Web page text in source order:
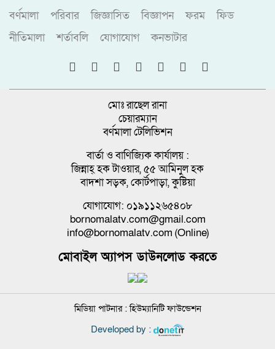
বর্ণমালা পরিবার জিজ্ঞাসিত বিজ্ঞাপন ফরম
ফিড
নীতিমালা
শর্তাবলি যোগাযোগ কনভাটার
মোঃ রাছেল রানা
চেয়ারম্যান
বর্ণমালা টেলিভিশন
বার্তা ও বাণিজ্যিক কার্যালয় :
জিন্নাহ্ হক টাওয়ার, ৫৫ আমিনুল হক
বাদশা সড়ক, কোর্টপাড়া, কুষ্টিয়া
যোগাযোগ: ০১৯১১২৬৫৪০৮
bornomalatv.com@gmail.com
info@bornomalatv.com (Online)
মোবাইল অ্যাপস ডাউনলোড করতে
মিডিয়া পাটনার :হিউম্যানিটি ফাউন্ডেশন
Developed by :